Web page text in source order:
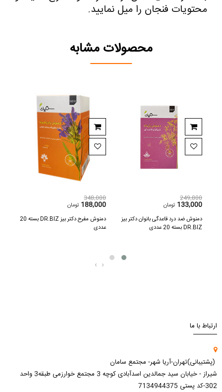
محتویات فنجان را میل نمایید.
محصولات مشابه
348,000
188,000 تومان
دمنوش مفرح دکتر بیز DR.BIZ بسته 20
عددی
249,800
133,000 تومان
دمنوش ضد درد قاعدگی بانوان دکتر بیز
DR.BIZ بسته 20 عددی
‹ ›
ارتباط با ما
(پشتیبانی)تهران-آریا شهر- مجتمع سامان
شیراز - خیابان سید جمالدین اسدآبادی کوچه 3 مجتمع خوارزمی طبقه3 واحد
302-کد پستی 7134944375